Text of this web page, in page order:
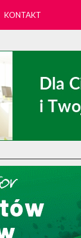
KONTAKT